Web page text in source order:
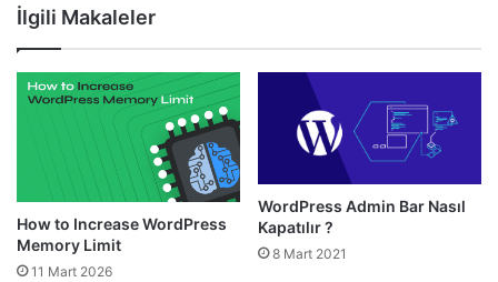
İlgili Makaleler
How to Increase WordPress
Memory Limit
11 Mart 2026
WordPress Admin Bar Nasıl
Kapatılır ?
8 Mart 2021